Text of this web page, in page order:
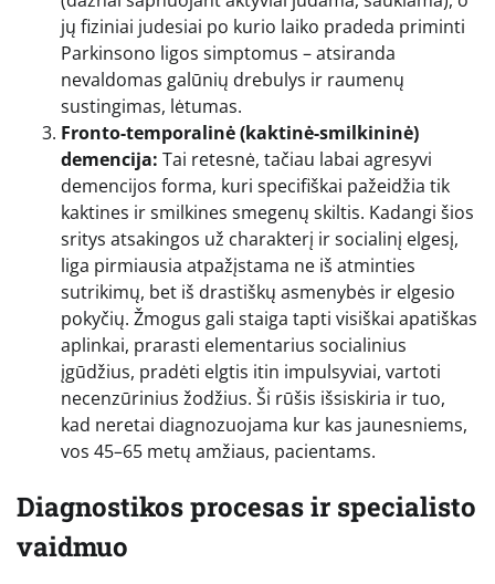
jų fiziniai judesiai po kurio laiko pradeda priminti
Parkinsono ligos simptomus – atsiranda
nevaldomas galūnių drebulys ir raumenų
sustingimas, lėtumas.
Fronto-temporalinė (kaktinė-smilkininė)
demencija: Tai retesnė, tačiau labai agresyvi
demencijos forma, kuri specifiškai pažeidžia tik
kaktines ir smilkines smegenų skiltis. Kadangi šios
sritys atsakingos už charakterį ir socialinį elgesį,
liga pirmiausia atpažįstama ne iš atminties
sutrikimų, bet iš drastiškų asmenybės ir elgesio
pokyčių. Žmogus gali staiga tapti visiškai apatiškas
aplinkai, prarasti elementarius socialinius
įgūdžius, pradėti elgtis itin impulsyviai, vartoti
necenzūrinius žodžius. Ši rūšis išsiskiria ir tuo,
kad neretai diagnozuojama kur kas jaunesniems,
vos 45–65 metų amžiaus, pacientams.
Diagnostikos procesas ir specialisto
vaidmuo